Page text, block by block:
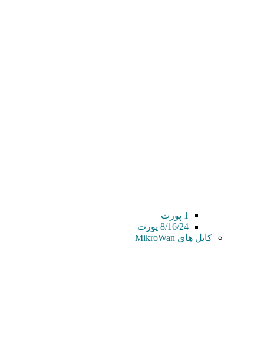
1 پورت
8/16/24 پورت
کابل های MikroWan